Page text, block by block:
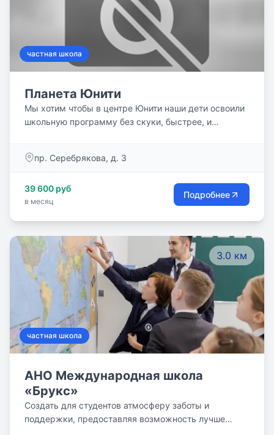
частная школа
Планета Юнити
Мы хотим чтобы в центре Юнити наши дети освоили
школьную программу без скуки, быстрее, и
пр. Серебрякова, д. 3
39 600 руб
в месяц
Подробнее
3.0 км
частная школа
АНО Международная школа
«Брукс»
Создать для студентов атмосферу заботы и
поддержки, предоставляя возможность лучше